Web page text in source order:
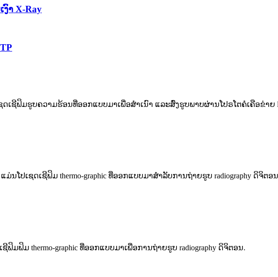
າ X-Ray
ເຊດເຊີຟິມຮູບຄວາມຮ້ອນທີ່ອອກແບບມາເພື່ອສຳເນົາ ແລະສົ່ງຮູບພາບຜ່ານໂປຣໂຕຄໍເຄືອຂ່າຍ
ແມ່ນໂປເຊດເຊີຟິມ thermo-graphic ທີ່ອອກແບບມາສໍາລັບການຖ່າຍຮູບ radiography ດິຈິຕອ
ຊີຟິມຟິມ thermo-graphic ທີ່ອອກແບບມາເພື່ອການຖ່າຍຮູບ radiography ດິຈິຕອນ.